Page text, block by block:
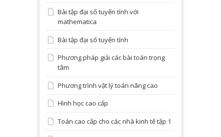
Bài tập đại số tuyến tính với
mathematica
Bài tập đại số tuyến tính
Phương pháp giải các bài toán trọng
tâm
Phương trình vật lý toán nâng cao
Hình học cao cấp
Toán cao cấp cho các nhà kinh tế tập 1